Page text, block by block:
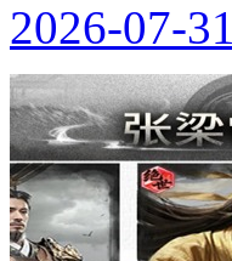
2026-07-31